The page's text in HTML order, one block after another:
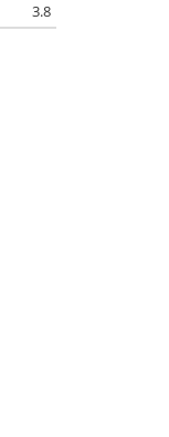
3.8